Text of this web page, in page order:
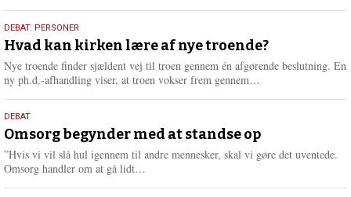
e
r
e
25.
juli
2026
DEBAT, PERSONER
Hvad kan kirken lære af nye troende?
Nye troende finder sjældent vej til troen gennem én afgørende beslutning. En
ny ph.d.-afhandling viser, at troen vokser frem gennem…
e
r
e
9.
juli
2026
DEBAT
Omsorg begynder med at standse op
”Hvis vi vil slå hul igennem til andre mennesker, skal vi gøre det uventede.
Omsorg handler om at gå lidt…